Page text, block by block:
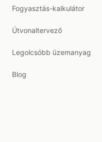
Fogyasztás-kalkulátor
Útvonaltervező
Legolcsóbb üzemanyag
Blog